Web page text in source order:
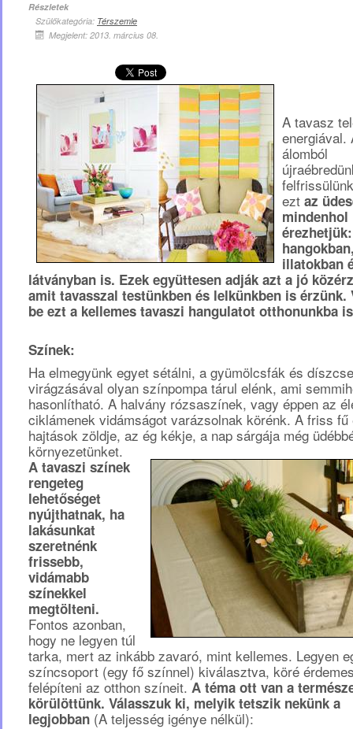
Részletek
Szülőkategória: Térszemle
Megjelent: 2013. március 08.
A tavasz
energiával.
álomból
ezt az
mindenhol
érezhetjük:
illatokban
látványban is. Ezek együttesen adják azt a jó
amit tavasszal testünkben és lelkünkben is érzünk.
be ezt a kellemes tavaszi hangulatot otthonunkba
Színek:
Ha elmegyünk egyet sétálni, a gyümölcsfák és
virágzásával olyan színpompa tárul elénk, ami
hasonlítható. A halvány rózsaszínek, vagy éppen az
ciklámenek vidámságot varázsolnak körénk. A friss fű
hajtások zöldje, az ég kékje, a nap sárgája még
környezetünket.
A tavaszi színek
rengeteg
lehetőséget
nyújthatnak, ha
lakásunkat
szeretnénk
frissebb,
vidámabb
színekkel
megtölteni.
Fontos azonban,
hogy ne legyen túl
tarka, mert az inkább zavaró, mint kellemes. Legyen
színcsoport (egy fő színnel) kiválasztva, köré
felépíteni az otthon színeit.A téma ott van a
körülöttünk. Válasszuk ki, melyik tetszik nekünk a
legjobban (A teljesség igénye nélkül):